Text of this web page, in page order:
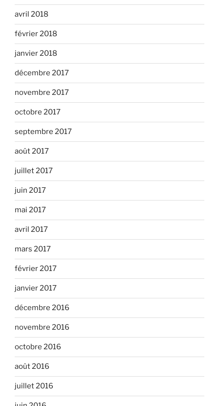
avril 2018
février 2018
janvier 2018
décembre 2017
novembre 2017
octobre 2017
septembre 2017
août 2017
juillet 2017
juin 2017
mai 2017
avril 2017
mars 2017
février 2017
janvier 2017
décembre 2016
novembre 2016
octobre 2016
août 2016
juillet 2016